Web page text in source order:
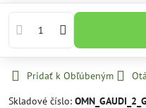
Pridať k Obľúbeným
Skladové číslo: OMN_GAUDI_2_G